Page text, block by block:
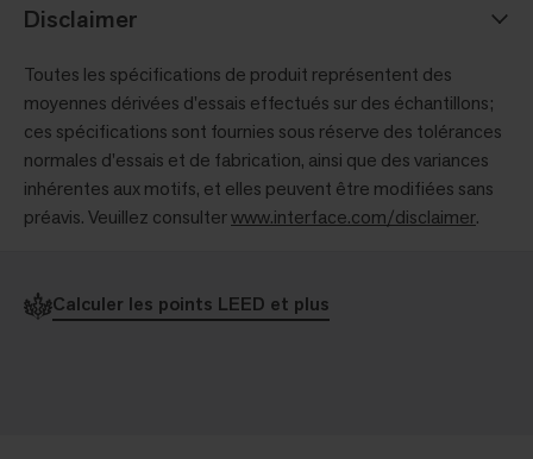
Disclaimer
Toutes les spécifications de produit représentent des
moyennes dérivées d'essais effectués sur des échantillons;
ces spécifications sont fournies sous réserve des tolérances
normales d'essais et de fabrication, ainsi que des variances
inhérentes aux motifs, et elles peuvent être modifiées sans
préavis. Veuillez consulterwww.interface.com/disclaimer.
Calculer les points LEED et plus